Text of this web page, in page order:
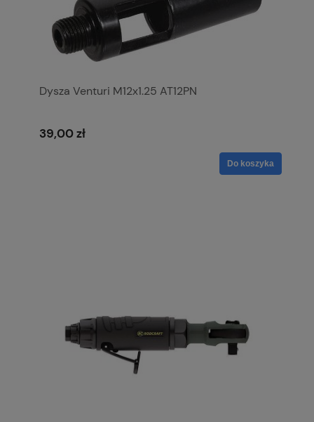
Dysza Venturi M12x1.25 AT12PN
39,00 zł
Do koszyka